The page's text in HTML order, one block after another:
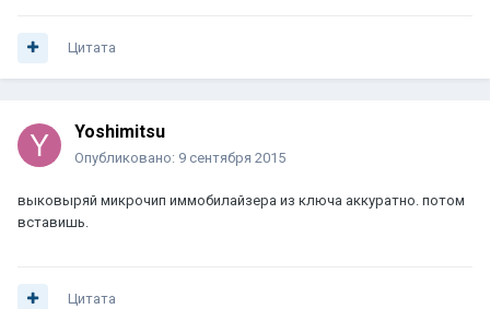
Цитата
Yoshimitsu
Опубликовано: 9 сентября 2015
выковыряй микрочип иммобилайзера из ключа аккуратно. потом
вставишь.
Цитата